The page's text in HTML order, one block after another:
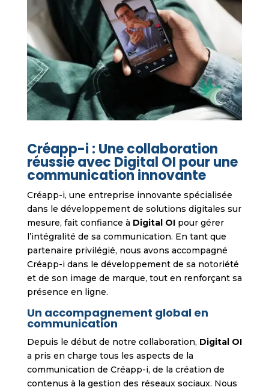
Créapp-i : Une collaboration
réussie avec Digital OI pour une
communication innovante
Créapp-i, une entreprise innovante spécialisée
dans le développement de solutions digitales sur
mesure, fait confiance à Digital OIpour gérer
l’intégralité de sa communication. En tant que
partenaire privilégié, nous avons accompagné
Créapp-i dans le développement de sa notoriété
et de son image de marque, tout en renforçant sa
présence en ligne.
Un accompagnement global en
communication
Depuis le début de notre collaboration, Digital OI
a pris en charge tous les aspects de la
communication de Créapp-i, de la création de
contenus à la gestion des réseaux sociaux. Nous